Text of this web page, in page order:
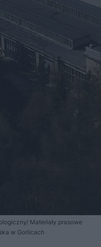
Materiały prasowe
w Gorlicach